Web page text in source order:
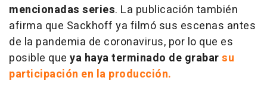
mencionadas series. La publicación también
afirma que Sackhoff ya filmó sus escenas antes
de la pandemia de coronavirus, por lo que es
posible que ya haya terminado de grabarsu
participación en la producción.